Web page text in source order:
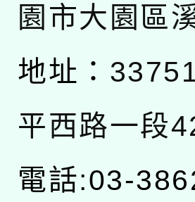
園市大園區
地址：
平西路一段
電話:03-